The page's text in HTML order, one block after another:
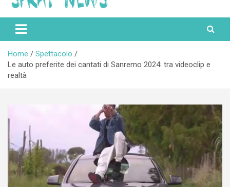
Spraynews.it
Home
Spettacolo
Le auto preferite dei cantati di Sanremo 2024: tra videoclip e
realtà